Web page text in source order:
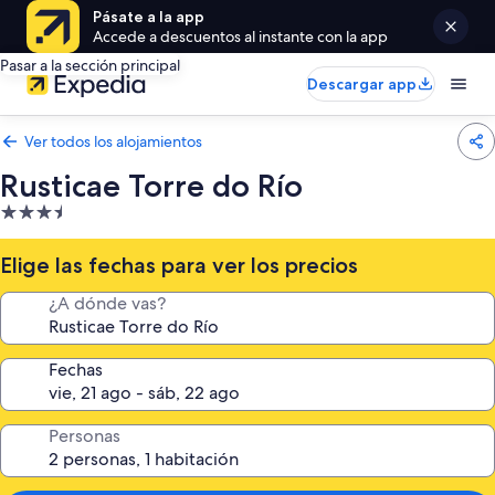
Pásate a la app
Accede a descuentos al instante con la app
Pasar a la sección principal
Descargar app
Ver todos los alojamientos
Rusticae Torre do Río
Alojamiento
de
3.5 estrellas
Elige las fechas para ver los precios
¿A dónde vas?
Fechas
Personas